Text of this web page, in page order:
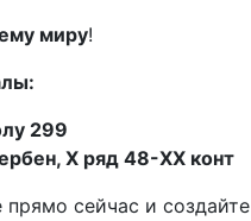
миру!
299
X ряд 48-XX конт
прямо сейчас и создайте